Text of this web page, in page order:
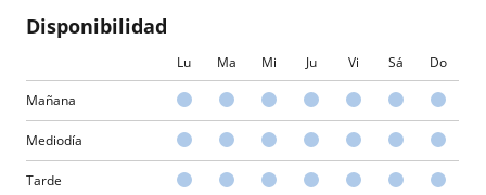
Disponibilidad
Lu Ma Mi Ju Vi Sá Do
Mañana
Mediodía
Tarde